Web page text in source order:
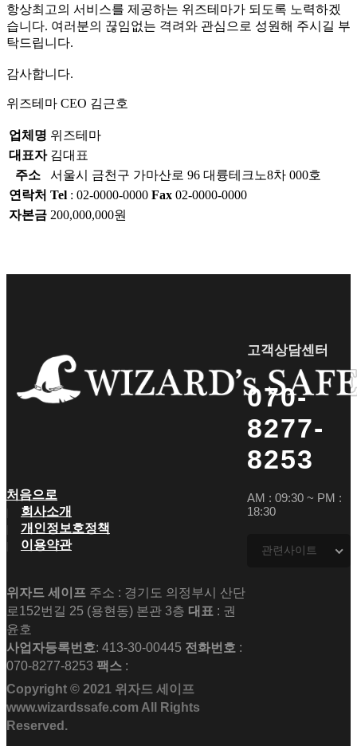
항상최고의 서비스를 제공하는 위즈테마가 되도록 노력하겠
습니다. 여러분의 끊임없는 격려와 관심으로 성원해 주시길 부
탁드립니다.
감사합니다.
위즈테마 CEO 김근호
업체명 위즈테마
대표자 김대표
주소
서울시 금천구 가마산로 96 대륭테크노8차 000호
연락처 Tel : 02-0000-0000 Fax 02-0000-0000
자본금 200,000,000원
처음으로
회사소개
개인정보호정책
이용약관
위자드 세이프 주소 : 경기도 의정부시 산단
로152번길 25 (용현동) 본관 3층 대표 : 권
윤호
사업자등록번호: 413-30-00445 전화번호 :
070-8277-8253 팩스 :
Copyright © 2021 위자드 세이프
www.wizardssafe.com All Rights
Reserved.
고객상담센터
070-
8277-
8253
AM : 09:30 ~ PM :
18:30
관련사이트